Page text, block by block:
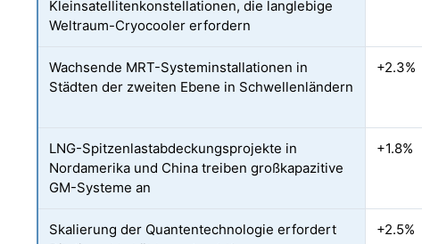
Kleinsatellitenkonstellationen, die langlebige
Weltraum-Cryocooler erfordern
Wachsende MRT-Systeminstallationen in
Städten der zweiten Ebene in Schwellenländern
+2.3%
LNG-Spitzenlastabdeckungsprojekte in
Nordamerika und China treiben großkapazitive
GM-Systeme an
+1.8%
Skalierung der Quantentechnologie erfordert
+2.5%